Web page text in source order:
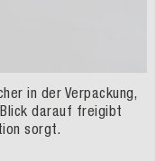
in der Verpackung,
darauf freigibt
sorgt.